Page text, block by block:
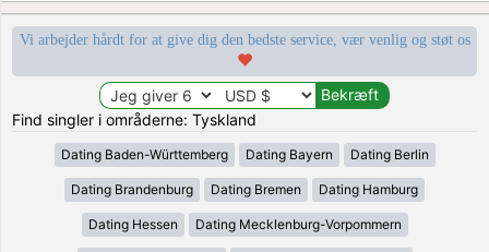
Vi arbejder hårdt for at give dig den bedste service, vær venlig og støt os
Find singler i områderne: Tyskland
Dating Baden-Württemberg Dating Bayern Dating Berlin
Dating Brandenburg Dating Bremen Dating Hamburg
Dating Hessen Dating Mecklenburg-Vorpommern